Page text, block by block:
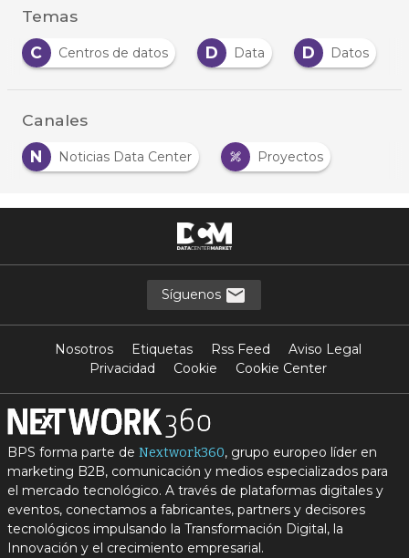
Temas
C
Centros de datos D Data D Datos
Canales
N
Noticias Data Center Proyectos
Síguenos
Nosotros Etiquetas Rss Feed
Aviso Legal
Privacidad
Cookie Cookie Center
BPS forma parte de Nextwork360, grupo europeo líder en
marketing B2B, comunicación y medios especializados para
el mercado tecnológico. A través de plataformas digitales y
eventos, conectamos a fabricantes, partners y decisores
tecnológicos impulsando la Transformación Digital, la
Innovación y el crecimiento empresarial.